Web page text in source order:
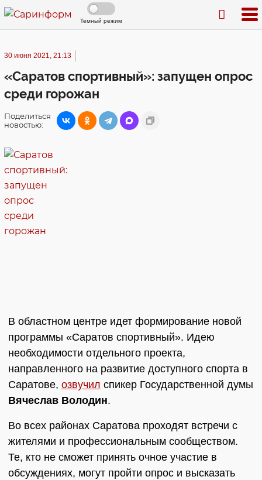
Темный режим
30 июня 2021, 21:13
«Саратов спортивный»: запущен опрос
среди горожан
Поделиться
новостью:
В областном центре идет формирование новой
программы «Саратов спортивный». Идею
необходимости отдельного проекта,
направленного на развитие доступного спорта в
Саратове, озвучил спикер Государственной думы
Вячеслав Володин.
Во всех районах Саратова проходят встречи с
жителями и профессиональным сообществом.
Те, кто не сможет принять очное участие в
обсуждениях, могут пройти опрос и высказать